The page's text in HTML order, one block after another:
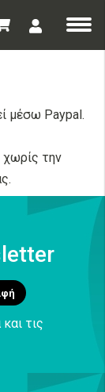
μέσω Paypal.
χωρίς την
τις